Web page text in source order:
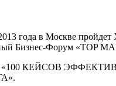
года в Москве
Бизнес-Форум «TOP
«100 КЕЙСОВ